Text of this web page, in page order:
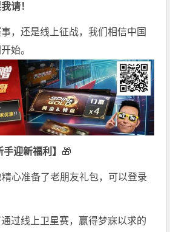
请！
，还是线上征战，我们相信中国
始。
迎新福利】 🎁
精心准备了老朋友礼包，可以登录
过线上卫星赛，赢得梦寐以求的